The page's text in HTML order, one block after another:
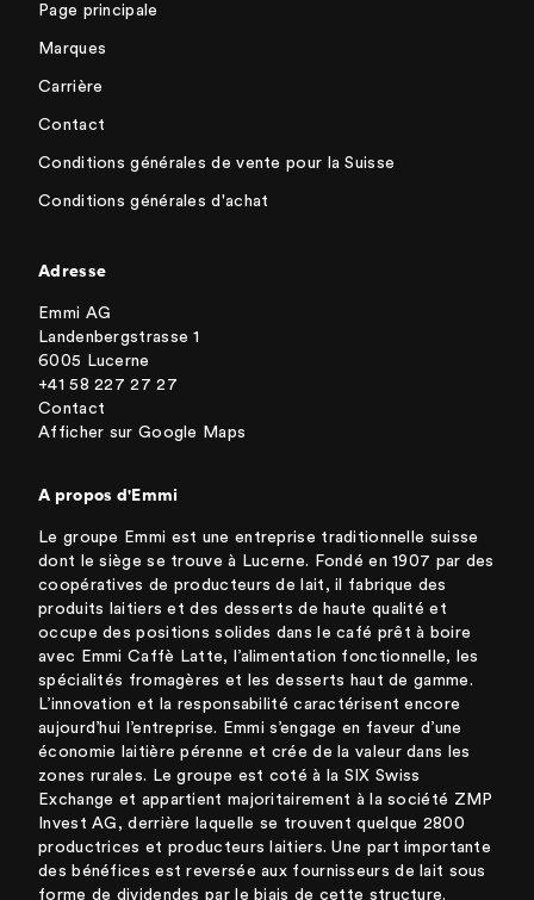
Page principale
Marques
Carrière
Contact
Conditions générales de vente pour la Suisse
Conditions générales d'achat
Adresse
Emmi AG
Landenbergstrasse 1
6005 Lucerne
+41 58 227 27 27
Contact
Afficher sur Google Maps
A propos d'Emmi
Le groupe Emmi est une entreprise traditionnelle suisse
dont le siège se trouve à Lucerne. Fondé en 1907 par des
coopératives de producteurs de lait, il fabrique des
produits laitiers et des desserts de haute qualité et
occupe des positions solides dans le café prêt à boire
avec Emmi Caffè Latte, l’alimentation fonctionnelle, les
spécialités fromagères et les desserts haut de gamme.
L’innovation et la responsabilité caractérisent encore
aujourd’hui l’entreprise. Emmi s’engage en faveur d’une
économie laitière pérenne et crée de la valeur dans les
zones rurales. Le groupe est coté à la SIX Swiss
Exchange et appartient majoritairement à la société ZMP
Invest AG, derrière laquelle se trouvent quelque 2800
productrices et producteurs laitiers. Une part importante
des bénéfices est reversée aux fournisseurs de lait sous
forme de dividendes par le biais de cette structure.